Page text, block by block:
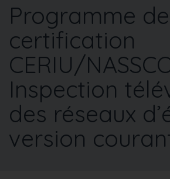
Programme de
certification
CERIU/
Inspection
des réseaux
version